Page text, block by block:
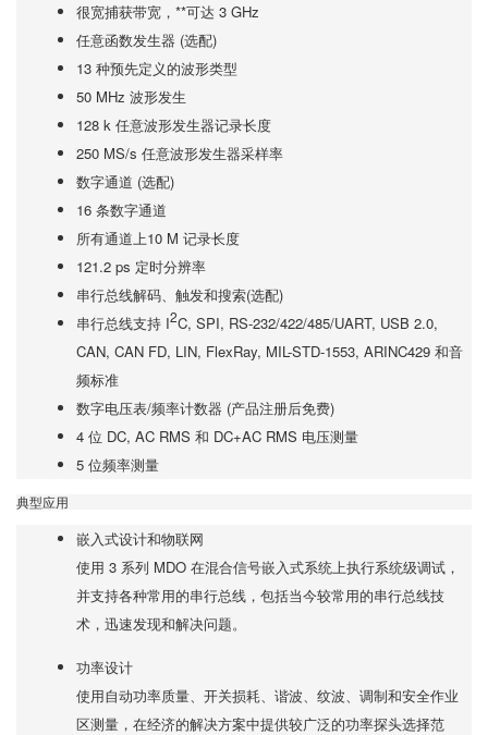
很宽捕获带宽，**可达 3 GHz
任意函数发生器 (选配)
13 种预先定义的波形类型
50 MHz 波形发生
128 k 任意波形发生器记录长度
250 MS/s 任意波形发生器采样率
数字通道 (选配)
16 条数字通道
所有通道上10 M 记录长度
121.2 ps 定时分辨率
串行总线解码、触发和搜索(选配)
串行总线支持 I2C, SPI, RS-232/422/485/UART, USB 2.0,
CAN, CAN FD, LIN, FlexRay, MIL-STD-1553, ARINC429 和音
频标准
数字电压表/频率计数器 (产品注册后免费)
4 位 DC, AC RMS 和 DC+AC RMS 电压测量
5 位频率测量
典型应用
嵌入式设计和物联网
使用 3 系列 MDO 在混合信号嵌入式系统上执行系统级调试，
并支持各种常用的串行总线，包括当今较常用的串行总线技
术，迅速发现和解决问题。
功率设计
使用自动功率质量、开关损耗、谐波、纹波、调制和安全作业
区测量，在经济的解决方案中提供较广泛的功率探头选择范